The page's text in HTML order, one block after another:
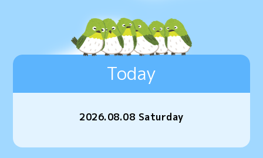
Today
2026.08.08 Saturday